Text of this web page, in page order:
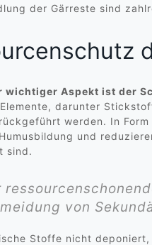
der Gärreste sind
wichtiger Aspekt ist der
darunter
werden. In
und
sind.
von
Stoffe nicht